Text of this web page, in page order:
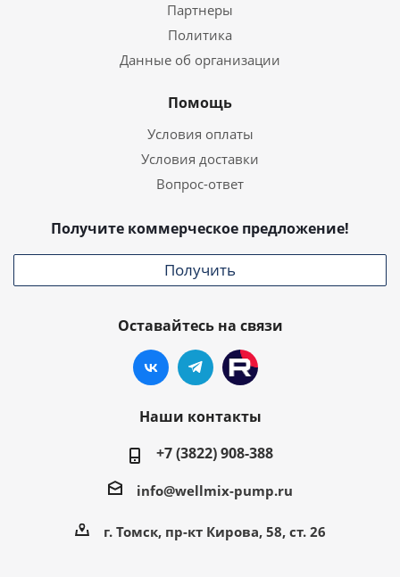
Партнеры
Политика
Данные об организации
Помощь
Условия оплаты
Условия доставки
Вопрос-ответ
Получите коммерческое предложение!
Получить
Оставайтесь на связи
Наши контакты
+7 (3822) 908-388
info@wellmix-pump.ru
г. Томск, пр-кт Кирова, 58, ст. 26